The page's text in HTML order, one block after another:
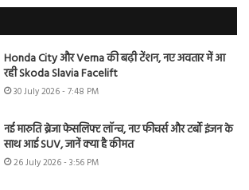
Honda City और Verna की बढ़ी टेंशन, नए अवतार में आ
रही Skoda Slavia Facelift
30 July 2026 - 7:48 PM
नई मारुति ब्रेजा फेसलिफ्ट लॉन्च, नए फीचर्स और टर्बो इंजन के
साथ आई SUV, जानें क्या है कीमत
26 July 2026 - 3:56 PM